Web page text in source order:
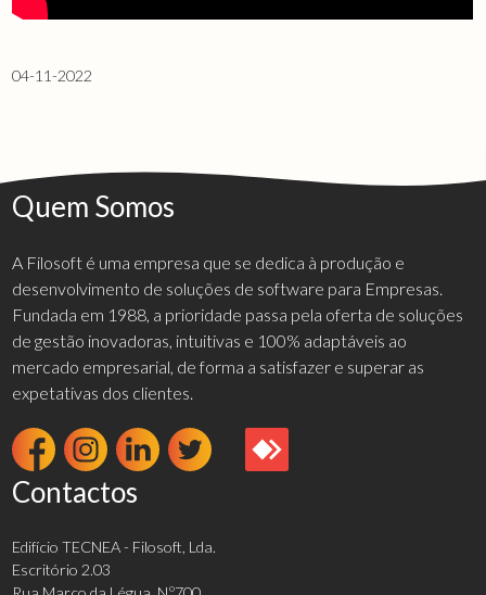
04-11-2022
Quem Somos
A Filosoft é uma empresa que se dedica à produção e
desenvolvimento de soluções de software para Empresas.
Fundada em 1988, a prioridade passa pela oferta de soluções
de gestão inovadoras, intuitivas e 100% adaptáveis ao
mercado empresarial, de forma a satisfazer e superar as
expetativas dos clientes.
Contactos
Edifício TECNEA - Filosoft, Lda.
Escritório 2.03